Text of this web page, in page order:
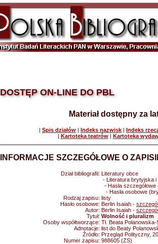
DOSTĘP ON-LINE DO PBL
Materiał dostępny za
| Spis działów | Indeks nazwisk | Indeks
| Kartoteka teatrów| Kartoteka
INFORMACJE SZCZEGÓŁOWE O
Dział bibliografii: Literatury obce
- Literatura brytyjska i
- Hasła
- Hasła osobowe
Rodzaj zapisu: listy
Hasło osobowe: Berlin Isaiah -
Autor: Berlin Isaiah -
Tytuł: Wolność i pluralizm
Osoby współtworzące: Tł. Beata
Adnotacje: list do Beaty
Źródło: Przegląd Polityczny,
Numer zapisu: 988605 (ZS)